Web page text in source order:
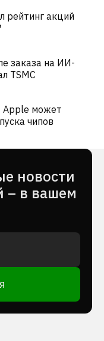
рейтинг акций
заказа на ИИ-
TSMC
Apple может
чипов
новости
– в вашем